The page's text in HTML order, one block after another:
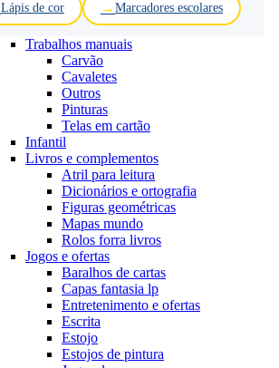
Lápis de cor Marcadores escolares
Trabalhos manuais
Carvão
Cavaletes
Outros
Pinturas
Telas em cartão
Infantil
Livros e complementos
Atril para leitura
Dicionários e ortografia
Figuras geométricas
Mapas mundo
Rolos forra livros
Jogos e ofertas
Baralhos de cartas
Capas fantasia lp
Entretenimento e ofertas
Escrita
Estojo
Estojos de pintura